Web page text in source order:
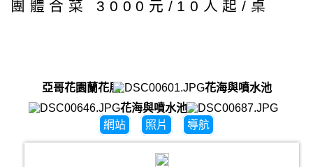
團體合菜 3000元/10人起/桌
亞哥花園蘭花展
花海與噴水池
花海與噴水池2
網站
照片 導航